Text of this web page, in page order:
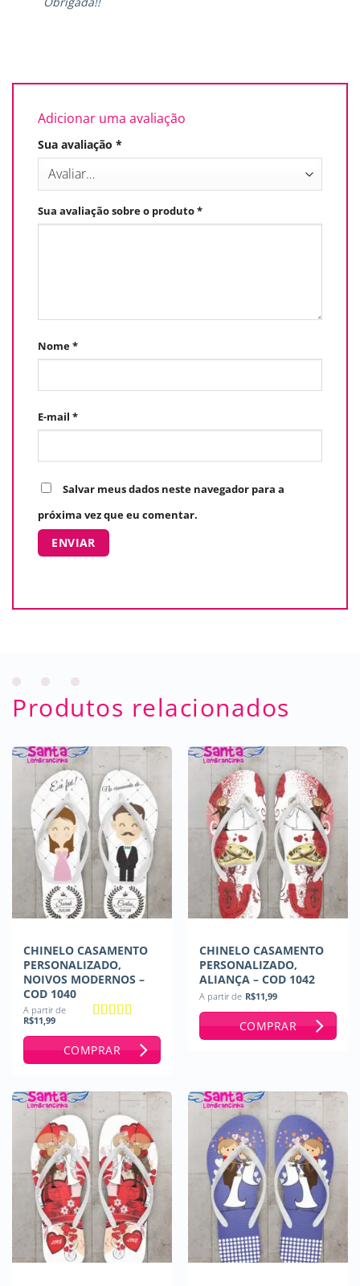
Adicionar uma avaliação
Sua avaliação *
Sua avaliação sobre o produto*
Nome*
E-mail *
Salvar meus dados neste navegador para a
próxima vez que eu comentar.
Produtos relacionados
CHINELO CASAMENTO
PERSONALIZADO,
NOIVOS MODERNOS –
COD 1040
A partir de
R$11,99
COMPRAR
CHINELO CASAMENTO
PERSONALIZADO,
ALIANÇA – COD 1042
A partir de R$11,99
COMPRAR